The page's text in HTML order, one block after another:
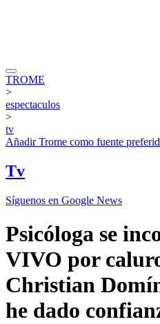
TROME
>
espectaculos
>
tv
AñadirTrome como fuente
Tv
Síguenos en Google News
Psicóloga se
VIVO por
Christian
he dado